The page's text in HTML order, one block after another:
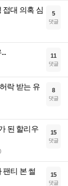
접대 의혹 심
5
댓글
11
댓글
락 받는 유
8
댓글
된 할리우
15
댓글
팬티 본 썰 15
댓글